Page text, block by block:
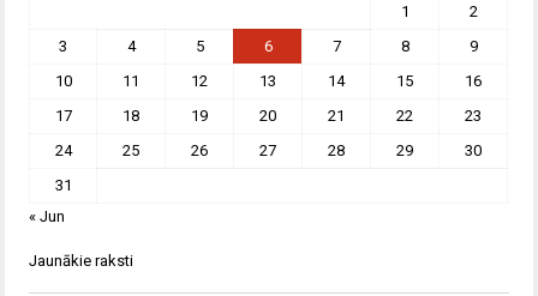
1
2
3
4 5 6 7 8
9
10
11 12 13 14 15
16
17
18 19 20 21 22
23
24
25 26 27 28 29
30
31
« Jun
Jaunākie raksti